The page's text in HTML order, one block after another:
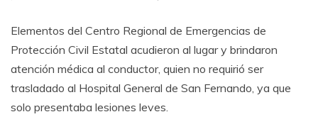
Elementos del Centro Regional de Emergencias de
Protección Civil Estatal acudieron al lugar y brindaron
atención médica al conductor, quien no requirió ser
trasladado al Hospital General de San Fernando, ya que
solo presentaba lesiones leves.